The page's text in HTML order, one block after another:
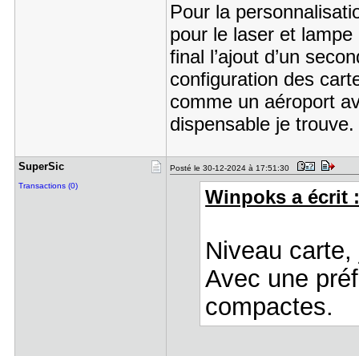
Pour la
pour le laser et lampe
final l’ajout d’un
configuration des
comme un aéroport
dispensable je trouve.
SuperSic
Transactions (0)
Posté le 30-12-2024 à 17:51:30
Winpoks a écrit
Niveau carte,
Avec une
compactes.